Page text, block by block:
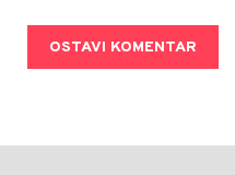
OSTAVI KOMENTAR